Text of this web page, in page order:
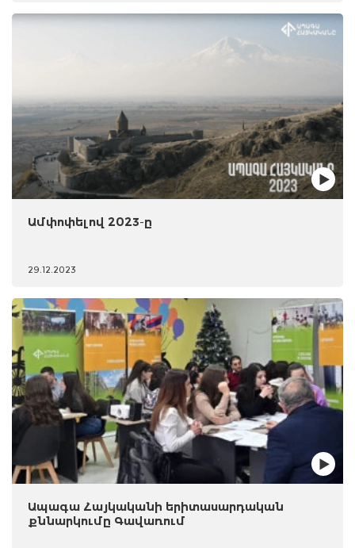
Ամփոփելով 2023-ը
29.12.2023
Ապագա Հայկականի երիտասարդական
քննարկումը Գավառում